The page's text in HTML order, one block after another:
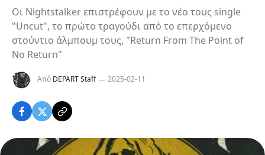
Οι Nightstalker επιστρέφουν με το νέο τους single
"Uncut", το πρώτο τραγούδι από το επερχόμενο
στούντιο άλμπουμ τους, "Return From The Point of
No Return"
Από DEPART Staff 2025-02-11